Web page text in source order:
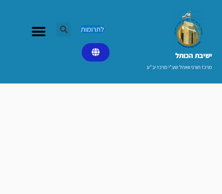
ישיבת הכותל​
מרכז תורני וואהל שע"י מרכז יב"ע
לתרומות